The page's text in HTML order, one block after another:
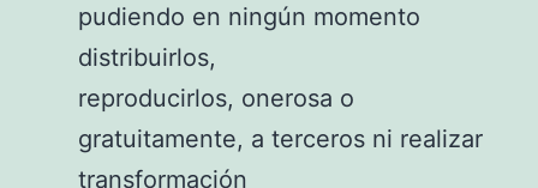
pudiendo en ningún momento
distribuirlos,
reproducirlos, onerosa o
gratuitamente, a terceros ni realizar
transformación